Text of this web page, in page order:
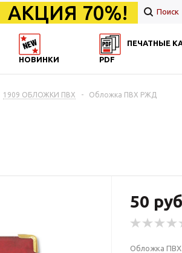
АКЦИЯ 70%! Поиск
НОВИНКИ
ПЕЧАТНЫЕ
PDF
1909 ОБЛОЖКИ ПВХ - Обложка ПВХ РЖД
50
Обложка